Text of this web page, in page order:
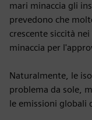
mari minaccia gli
prevedono che
crescente siccità
minaccia per
Naturalmente, le
problema da sole,
le emissioni globali